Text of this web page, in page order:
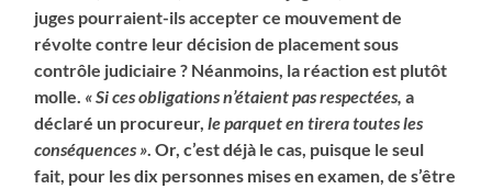
juges pourraient-ils accepter ce mouvement de
révolte contre leur décision de placement sous
contrôle judiciaire ? Néanmoins, la réaction est plutôt
molle. « Si ces obligations n’étaient pas respectées,a
déclaré un procureur, le parquet en tirera toutes les
conséquences » . Or, c’est déjà le cas, puisque le seul
fait, pour les dix personnes mises en examen, de s’être